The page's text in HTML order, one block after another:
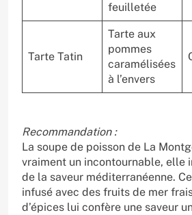
feuilletée
Tarte Tatin
Tarte aux
pommes
caramélisées
à l’envers
Recommandation :
La soupe de poisson de La
vraiment un incontournable, elle
de la saveur méditerranéenne.
infusé avec des fruits de mer
d’épices lui confère une saveur